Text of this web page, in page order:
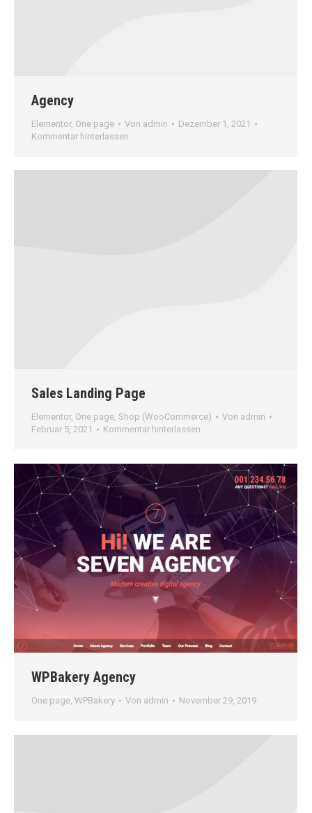
Agency
Elementor, One page Von admin
Dezember 1, 2021
Kommentar hinterlassen
Sales Landing Page
Elementor, One page Shop (WooCommerce) Von admin
Februar 5, 2021
Kommentar hinterlassen
WPBakery Agency
One page, WPBakery Von admin November 29, 2019